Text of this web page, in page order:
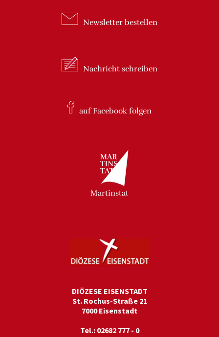
Newsletter bestellen
Nachricht schreiben
auf Facebookfolgen
Martinstat
DIÖZESE EISENSTADT
St. Rochus-Straße 21
7000 Eisenstadt
Tel.: 02682 777 - 0